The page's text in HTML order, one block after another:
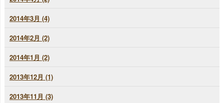
2014年3月 (4)
2014年2月 (2)
2014年1月 (2)
2013年12月 (1)
2013年11月 (3)